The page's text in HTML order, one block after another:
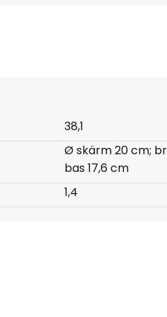
38,1
Ø skärm 20 cm;
bas 17,6 cm
1,4